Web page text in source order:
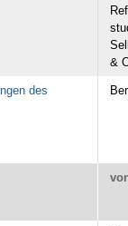
&
des